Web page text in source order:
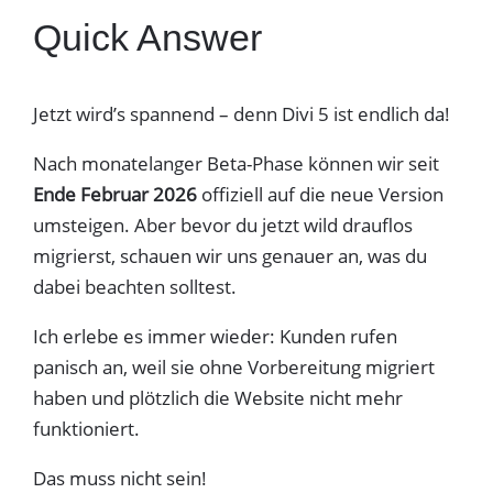
Quick Answer
Jetzt wird’s spannend – denn Divi 5 ist endlich da!
Nach monatelanger Beta-Phase können wir seit
Ende Februar 2026 offiziell auf die neue Version
umsteigen. Aber bevor du jetzt wild drauflos
migrierst, schauen wir uns genauer an, was du
dabei beachten solltest.
Ich erlebe es immer wieder: Kunden rufen
panisch an, weil sie ohne Vorbereitung migriert
haben und plötzlich die Website nicht mehr
funktioniert.
Das muss nicht sein!